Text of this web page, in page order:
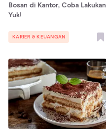
Bosan di Kantor, Coba Lakukan
Yuk!
KARIER & KEUANGAN